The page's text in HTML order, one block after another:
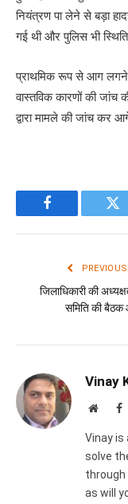
नियंत्रण पा लेने से बड़ा
गई थी और पुलिस भी
प्राथमिक रूप से आग लगने
वास्तविक कारणों की जांच
द्वारा मामले की जांच कर
Facebook
जिलाधिकारी की
समिति की
Vinay
Website
Vinay is
solve
as will